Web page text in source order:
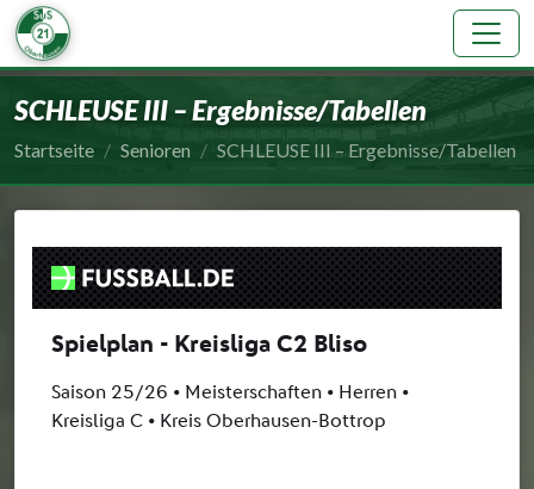
SuS 21 Oberhausen e.V.
SCHLEUSE III – Ergebnisse/Tabellen
Startseite Senioren SCHLEUSE III – Ergebnisse/Tabellen